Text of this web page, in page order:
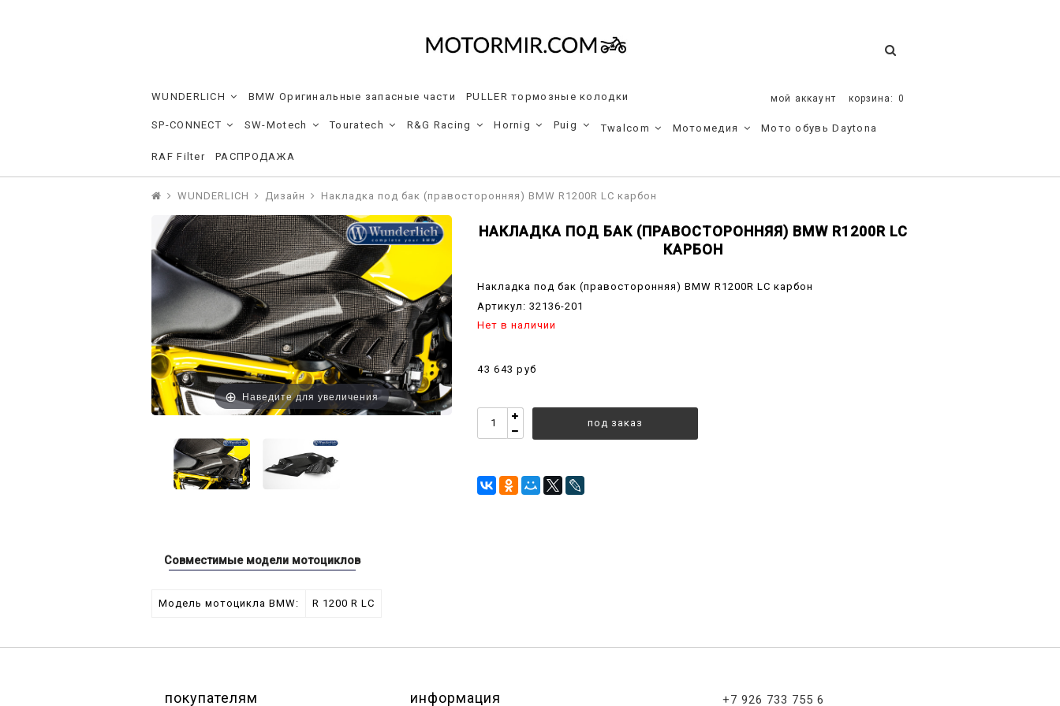
мой аккаунт корзина: 0
WUNDERLICH BMW Оригинальные запасные части PULLER тормозные колодки
SP-CONNECT SW-Motech Touratech R&G Racing Hornig Puig Twalcom Мотомедия Мото обувь Daytona
RAF Filter РАСПРОДАЖА
WUNDERLICH Дизайн Накладка под бак (правосторонняя) BMW R1200R LC карбон
Наведите для увеличения
НАКЛАДКА ПОД БАК (ПРАВОСТОРОННЯЯ) BMW R1200R LC
КАРБОН
Накладка под бак (правосторонняя) BMW R1200R LC карбон
Артикул:32136-201
Нет в наличии
43 643 руб
под заказ
Совместимые модели мотоциклов
Модель мотоцикла BMW: R 1200 R LC
покупателям информация +7 926 733 755 6